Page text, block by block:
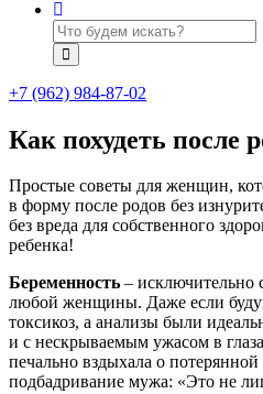
+7 (962) 984-87-02
Как похудеть после
Простые советы для женщин,
в форму после родов без
без вреда для собственного
ребенка!
Беременность –
любой женщины. Даже если
токсикоз, а анализы были
и с нескрываемым ужасом в
печально вздыхала о
подбадривание мужа: «Это не